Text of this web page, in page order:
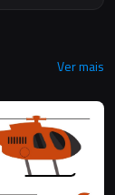
Ver mais